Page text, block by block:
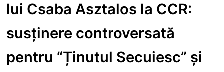
lui Csaba Asztalos la CCR:
susținere controversată
pentru “Ținutul Secuiesc” și